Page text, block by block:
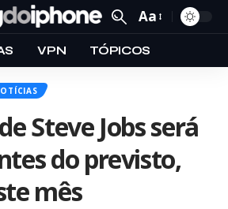
Aa
VPN TÓPICOS
Steve Jobs será
do previsto,
mês